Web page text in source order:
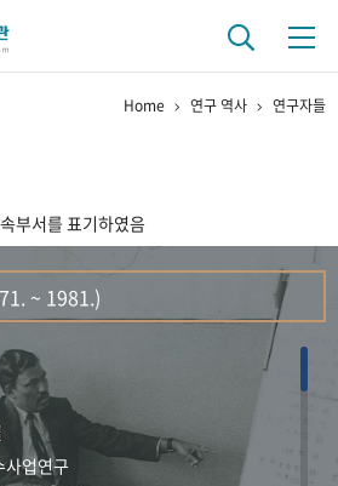
보는 연구 역사
연구자들
록물 행정박물 영상 기록물
Home 연구 역사 연구자들
부서를 표기하였음
~ 1981.)
사업연구